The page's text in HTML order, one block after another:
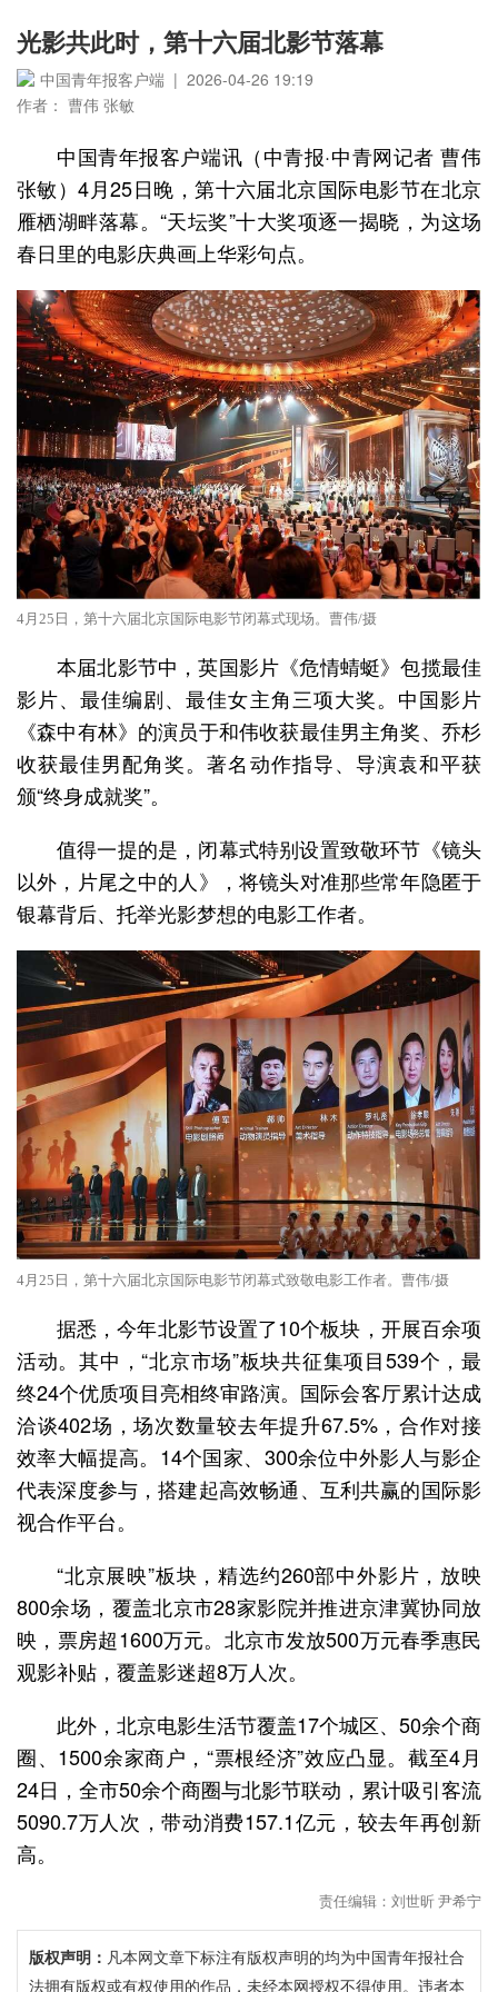
光影共此时，第十六届北影节落幕
中国青年报客户端 | 2026-04-26 19:19
作者： 曹伟 张敏
中国青年报客户端讯（中青报·中青网记者 曹伟
张敏）4月25日晚，第十六届北京国际电影节在北京
雁栖湖畔落幕。“天坛奖”十大奖项逐一揭晓，为这场
春日里的电影庆典画上华彩句点。
4月25日，第十六届北京国际电影节闭幕式现场。曹伟/摄
本届北影节中，英国影片《危情蜻蜓》包揽最佳
影片、最佳编剧、最佳女主角三项大奖。中国影片
《森中有林》的演员于和伟收获最佳男主角奖、乔杉
收获最佳男配角奖。著名动作指导、导演袁和平获
颁“终身成就奖”。
值得一提的是，闭幕式特别设置致敬环节《镜头
以外，片尾之中的人》，将镜头对准那些常年隐匿于
银幕背后、托举光影梦想的电影工作者。
4月25日，第十六届北京国际电影节闭幕式致敬电影工作者。曹伟/摄
据悉，今年北影节设置了10个板块，开展百余项
活动。其中，“北京市场”板块共征集项目539个，最
终24个优质项目亮相终审路演。国际会客厅累计达成
洽谈402场，场次数量较去年提升67.5%，合作对接
效率大幅提高。14个国家、300余位中外影人与影企
代表深度参与，搭建起高效畅通、互利共赢的国际影
视合作平台。
“北京展映”板块，精选约260部中外影片，放映
800余场，覆盖北京市28家影院并推进京津冀协同放
映，票房超1600万元。北京市发放500万元春季惠民
观影补贴，覆盖影迷超8万人次。
此外，北京电影生活节覆盖17个城区、50余个商
圈、1500余家商户，“票根经济”效应凸显。截至4月
24日，全市50余个商圈与北影节联动，累计吸引客流
5090.7万人次，带动消费157.1亿元，较去年再创新
高。
责任编辑：刘世昕 尹希宁
版权声明： 凡本网文章下标注有版权声明的均为中国青年报社合
法拥有版权或有权使用的作品，未经本网授权不得使用。违者本